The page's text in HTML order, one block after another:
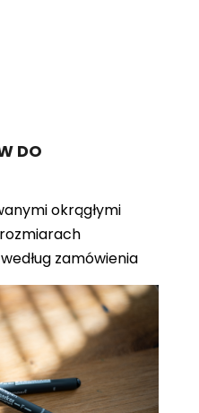
DO
okrągłymi
zamówienia